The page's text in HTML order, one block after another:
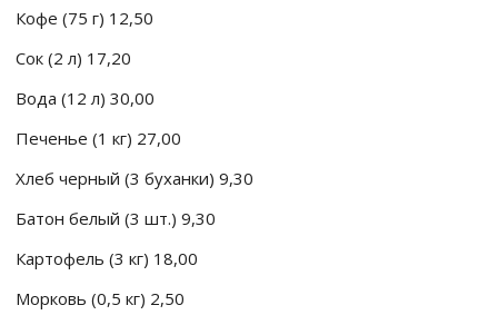
Кофе (75 г) 12,50
Сок (2 л) 17,20
Вода (12 л) 30,00
Печенье (1 кг) 27,00
Хлеб черный (3 буханки) 9,30
Батон белый (3 шт.) 9,30
Картофель (3 кг) 18,00
Морковь (0,5 кг) 2,50